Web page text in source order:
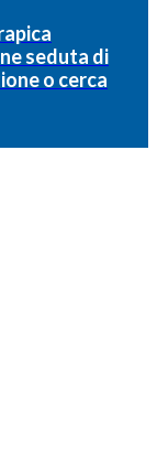
seduta di
o cerca